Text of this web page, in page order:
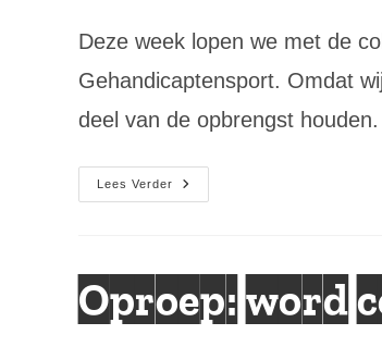
Deze week lopen we met de
Gehandicaptensport. Omdat
deel van de opbrengst
Lees Verder
Collecte
2024:
In
Onze
Bus?
Oproep: word